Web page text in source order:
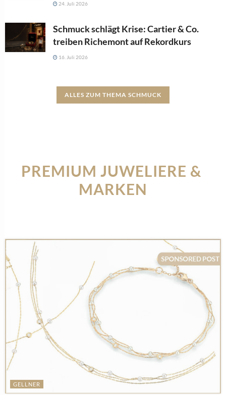
24. Juli 2026
Schmuck schlägt Krise: Cartier & Co.
treiben Richemont auf Rekordkurs
16. Juli 2026
ALLES ZUM THEMA SCHMUCK
PREMIUM JUWELIERE &
MARKEN
GELLNER